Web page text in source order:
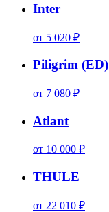
Inter
от 5 020 ₽
Piligrim (ED)
от 7 080 ₽
Atlant
от 10 000 ₽
THULE
от 22 010 ₽